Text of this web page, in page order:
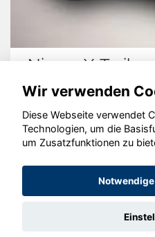
Nissan X-Trail
©
Wir verwenden
Diese Webseite verwendet
Technologien, um die
um Zusatzfunktionen zu